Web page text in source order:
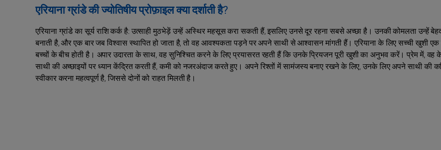
एरियाना ग्रांडे की ज्योतिषीय प्रोफ़ाइल क्या दर्शाती है?
एरियाना ग्रांडे का सूर्य राशि कर्क है: उत्साही मुठभेड़ें उन्हें अस्थिर महसूस करा सकती हैं, इसलिए उनसे दूर रहना सबसे अच्छा है। उनकी कोमलता उन्हें बेहद
बनाती है, और एक बार जब विश्वास स्थापित हो जाता है, तो वह आवश्यकता पड़ने पर अपने साथी से आश्वासन मांगती हैं। एरियाना के लिए सच्ची खुशी एक
बच्चों के बीच होती है। अपार उदारता के साथ, वह सुनिश्चित करने के लिए प्रयासरत रहती हैं कि उनके प्रियजन पूरी खुशी का अनुभव करें। प्रेम में,
साथी की अच्छाइयों पर ध्यान केंद्रित करती हैं, कमी को नजरअंदाज करते हुए। अपने रिश्तों में सामंजस्य बनाए रखने के लिए, उनके लिए अपने साथी की
स्वीकार करना महत्वपूर्ण है, जिससे दोनों को राहत मिलती है।